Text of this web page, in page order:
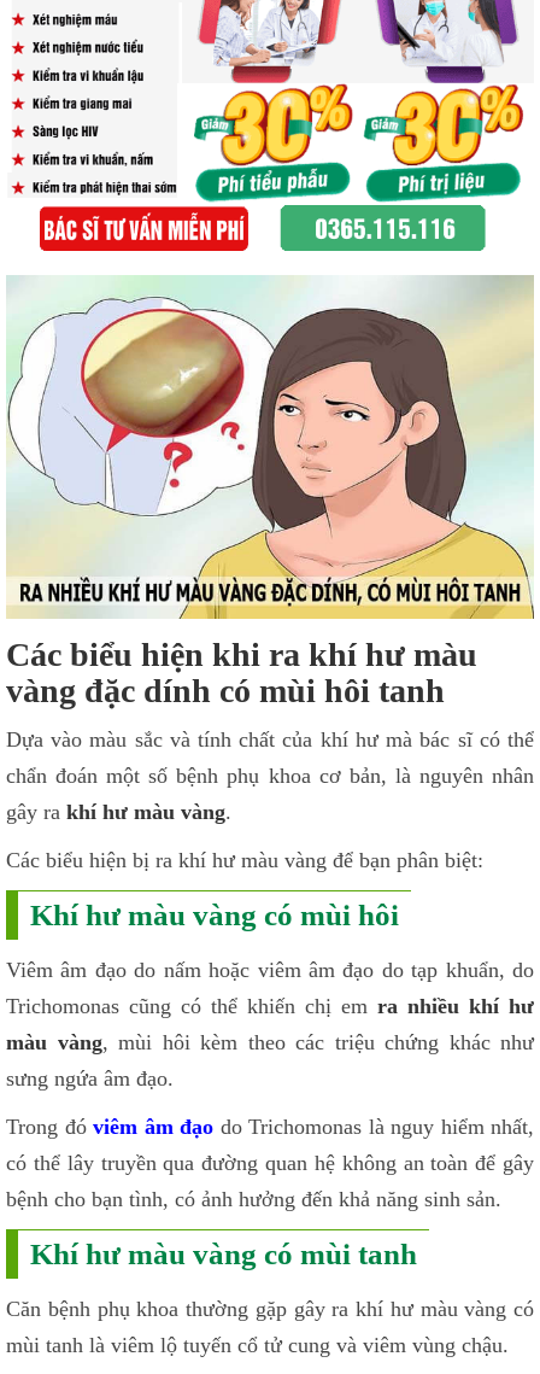
Các biểu hiện khi ra khí hư màu
vàng đặc dính có mùi hôi tanh
Dựa vào màu sắc và tính chất của khí hư mà bác sĩ có thể
chẩn đoán một số bệnh phụ khoa cơ bản, là nguyên nhân
gây ra khí hư màu vàng.
Các biểu hiện bị ra khí hư màu vàng để bạn phân biệt:
Khí hư màu vàng có mùi hôi
Viêm âm đạo do nấm hoặc viêm âm đạo do tạp khuẩn, do
Trichomonas cũng có thể khiến chị em ra nhiều khí hư
màu vàng, mùi hôi kèm theo các triệu chứng khác như
sưng ngứa âm đạo.
Trong đó viêm âm đạo do Trichomonas là nguy hiểm nhất,
có thể lây truyền qua đường quan hệ không an toàn để gây
bệnh cho bạn tình, có ảnh hưởng đến khả năng sinh sản.
Khí hư màu vàng có mùi tanh
Căn bệnh phụ khoa thường gặp gây ra khí hư màu vàng có
mùi tanh là viêm lộ tuyến cổ tử cung và viêm vùng chậu.